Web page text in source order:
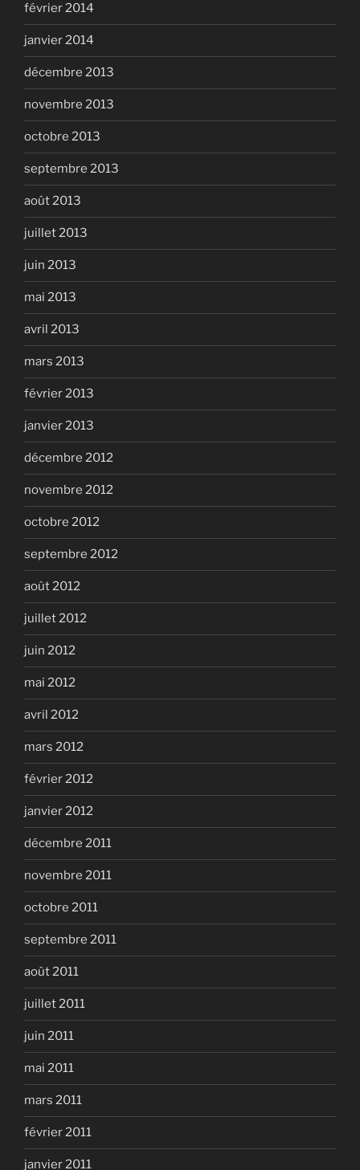
février 2014
janvier 2014
décembre 2013
novembre 2013
octobre 2013
septembre 2013
août 2013
juillet 2013
juin 2013
mai 2013
avril 2013
mars 2013
février 2013
janvier 2013
décembre 2012
novembre 2012
octobre 2012
septembre 2012
août 2012
juillet 2012
juin 2012
mai 2012
avril 2012
mars 2012
février 2012
janvier 2012
décembre 2011
novembre 2011
octobre 2011
septembre 2011
août 2011
juillet 2011
juin 2011
mai 2011
mars 2011
février 2011
janvier 2011